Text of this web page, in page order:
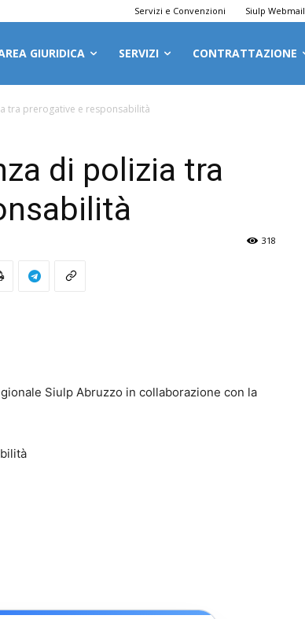
Servizi e Convenzioni Siulp Webmail
GIURIDICA SERVIZI CONTRATTAZIONE
tra prerogative e responsabilità
di polizia tra
318
Siulp Abruzzo in collaborazione con la